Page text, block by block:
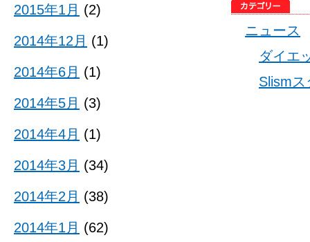
ニュース
ダイエ
Slism
2015年1月 (2)
2014年12月 (1)
2014年6月 (1)
2014年5月 (3)
2014年4月 (1)
2014年3月 (34)
2014年2月 (38)
2014年1月 (62)